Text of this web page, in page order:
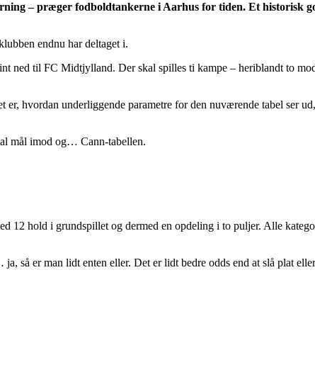
– præger fodboldtankerne i Aarhus for tiden. Et historisk
endnu har deltaget i.
ned til FC Midtjylland. Der skal spilles ti kampe – heriblandt to
hvordan underliggende parametre for den nuværende tabel ser
mål imod og… Cann-tabellen.
hold i grundspillet og dermed en opdeling i to puljer. Alle
så er man lidt enten eller. Det er lidt bedre odds end at slå plat